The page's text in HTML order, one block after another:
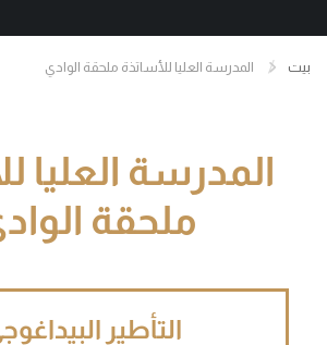
بيت المدرسة العليا للأساتذة ملحقة الوادي
المدرسة العليا
ملحقة
التأطير